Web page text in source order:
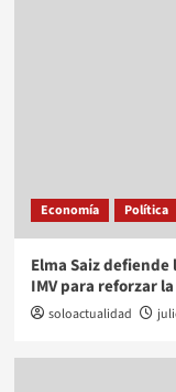
Economía Política
Elma Saiz
IMV para reforzar
soloactualidad